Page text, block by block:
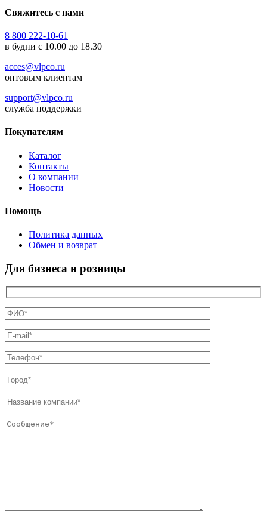
Свяжитесь с нами
8 800 222-10-61
в будни с 10.00 до 18.30
acces@vlpco.ru
оптовым клиентам
support@vlpco.ru
служба поддержки
Покупателям
Каталог
Контакты
О компании
Новости
Помощь
Политика данных
Обмен и возврат
Для бизнеса и розницы